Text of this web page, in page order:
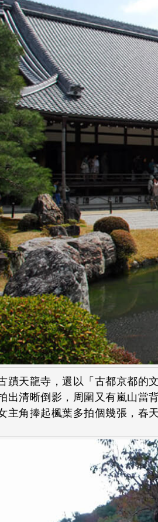
蹟天龍寺，還以「古都京都的
出清晰倒影，周圍又有嵐山當
主角捧起楓葉多拍個幾張，春